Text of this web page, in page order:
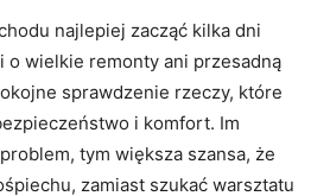
najlepiej zacząć kilka dni
o wielkie remonty ani przesadną
sprawdzenie rzeczy, które
i komfort. Im
tym większa szansa, że
zamiast szukać warsztatu